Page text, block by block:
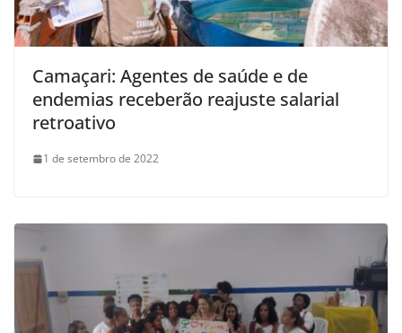
Camaçari: Agentes de saúde e de
endemias receberão reajuste salarial
retroativo
1 de setembro de 2022